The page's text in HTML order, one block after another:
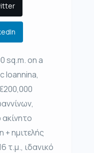
sq.m. on a
Ioannina,
+ ημιτελής
τ.μ., ιδανικό